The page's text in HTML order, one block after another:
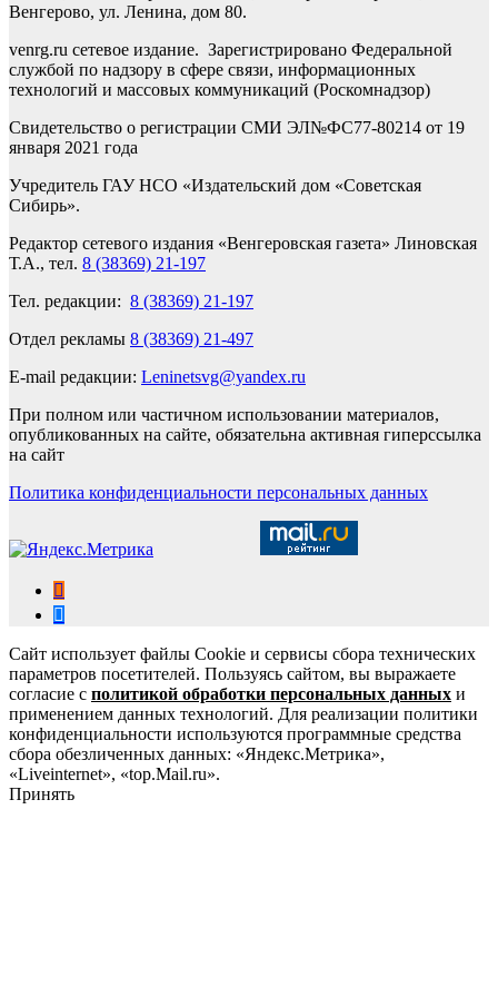
Венгерово, ул. Ленина, дом 80.
venrg.ru сетевое издание. Зарегистрировано Федеральной
службой по надзору в сфере связи, информационных
технологий и массовых коммуникаций (Роскомнадзор)
Свидетельство о регистрации СМИ ЭЛ№ФС77-80214 от 19
января 2021 года
Учредитель ГАУ НСО «Издательский дом «Советская
Сибирь».
Редактор сетевого издания «Венгеровская газета» Линовская
Т.А., тел. 8 (38369) 21-197
Тел. редакции: 8 (38369) 21-197
Отдел рекламы 8 (38369) 21-497
E-mail редакции: Leninetsvg@yandex.ru
При полном или частичном использовании материалов,
опубликованных на сайте, обязательна активная гиперссылка
на сайт
Политика конфиденциальности персональных данных
Сайт использует файлы Cookie и сервисы сбора технических
параметров посетителей. Пользуясь сайтом, вы выражаете
согласие с политикой обработки персональных данных и
применением данных технологий. Для реализации политики
конфиденциальности используются программные средства
сбора обезличенных данных: «Яндекс.Метрика»,
«Liveinternet», «top.Mail.ru».
Принять